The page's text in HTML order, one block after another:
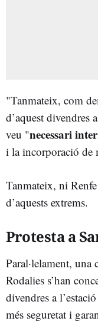
"Tanmateix, com
d’aquest divendres
veu "necessari
i la incorporació de
Tanmateix, ni
d’aquests extrems.
Protesta a
Paral·lelament, una
Rodalies s’han
divendres a
més seguretat i